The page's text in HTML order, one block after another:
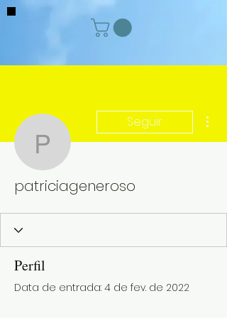
patriciageneroso
Seguir
patriciageneroso
Perfil
Data de entrada: 4 de fev. de 2022